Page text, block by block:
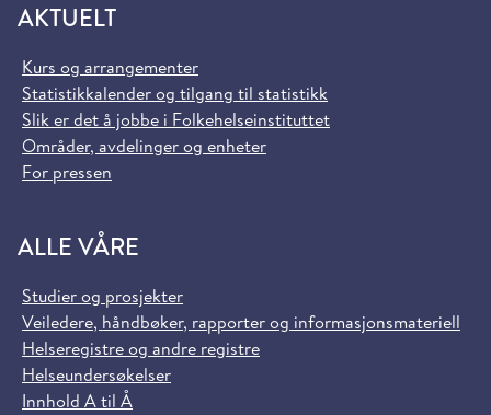
AKTUELT
Kurs og arrangementer
Statistikkalender og tilgang til statistikk
Slik er det å jobbe i Folkehelseinstituttet
Områder, avdelinger og enheter
For pressen
ALLE VÅRE
Studier og prosjekter
Veiledere, håndbøker, rapporter og informasjonsmateriell
Helseregistre og andre registre
Helseundersøkelser
Innhold A til Å